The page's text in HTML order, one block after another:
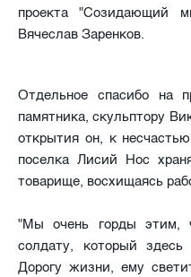
проекта "Созидающий
Вячеслав Заренков.
Отдельное спасибо на
памятника, скульптору
открытия он, к
поселка Лисий Нос
товарище, восхищаясь
"Мы очень горды этим,
солдату, который
Дорогу жизни, ему